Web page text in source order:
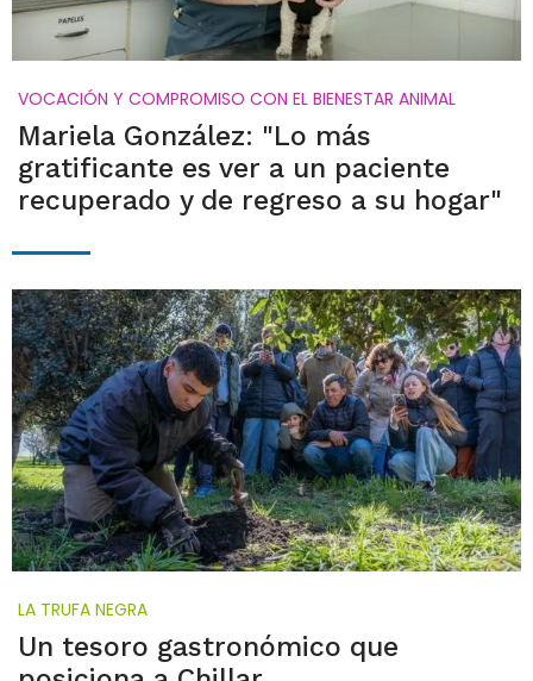
VOCACIÓN Y COMPROMISO CON EL BIENESTAR ANIMAL
Mariela González: "Lo más
gratificante es ver a un paciente
recuperado y de regreso a su hogar"
LA TRUFA NEGRA
Un tesoro gastronómico que